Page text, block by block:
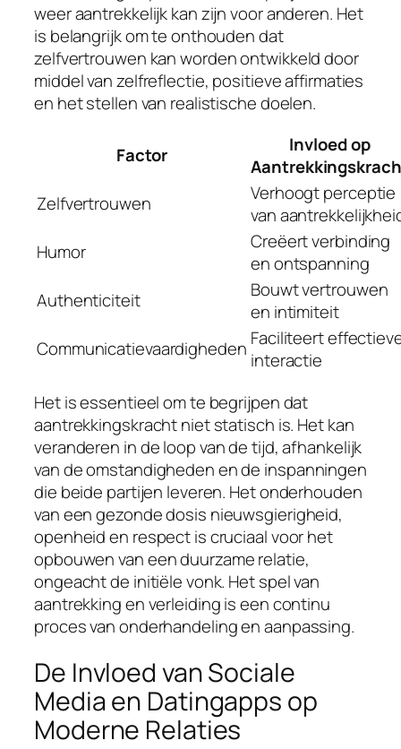
weer aantrekkelijk kan zijn voor anderen. Het
is belangrijk om te onthouden dat
zelfvertrouwen kan worden ontwikkeld door
middel van zelfreflectie, positieve affirmaties
en het stellen van realistische doelen.
Factor
Invloed op
Zelfvertrouwen
Verhoogt perceptie
van
Humor
Creëert verbinding
en ontspanning
Authenticiteit
Bouwt vertrouwen
en intimiteit
Communicatievaardigheden Faciliteert
interactie
Het is essentieel om te begrijpen dat
aantrekkingskracht niet statisch is. Het kan
veranderen in de loop van de tijd, afhankelijk
van de omstandigheden en de inspanningen
die beide partijen leveren. Het onderhouden
van een gezonde dosis nieuwsgierigheid,
openheid en respect is cruciaal voor het
opbouwen van een duurzame relatie,
ongeacht de initiële vonk. Het spel van
aantrekking en verleiding is een continu
proces van onderhandeling en aanpassing.
De Invloed van Sociale
Media en Datingapps op
Moderne Relaties